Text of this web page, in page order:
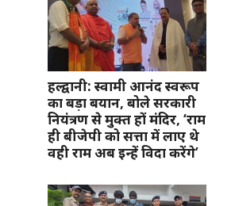
हल्द्वानी: स्वामी आनंद स्वरूप
का बड़ा बयान, बोले सरकारी
नियंत्रण से मुक्त हों मंदिर, ‘राम
ही बीजेपी को सत्ता में लाए थे
वही राम अब इन्हें विदा करेंगे’